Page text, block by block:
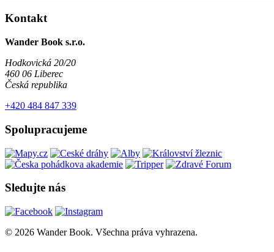
Kontakt
Wander Book s.r.o.
Hodkovická 20/20
460 06 Liberec
Česká republika
+420 484 847 339
Spolupracujeme
Sledujte nás
© 2026 Wander Book. Všechna práva vyhrazena.